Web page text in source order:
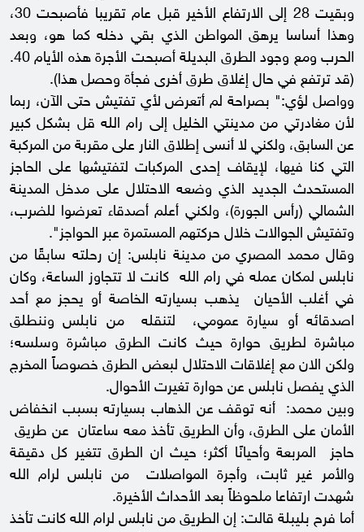
وبقيت 28 إلى الارتفاع الأخير قبل عام تقريبا فأصبحت 30،
وهذا أساسا يرهق المواطن الذي بقي دخله كما هو، وبعد
الحرب ومع وجود الطرق البديلة أصبحت الأجرة هذه الأيام 40.
(قد ترتفع في حال إغلاق طرق أخرى فجأة وحصل هذا).
وواصل لؤي:" بصراحة لم أتعرض لأي تفتيش حتى الآن، ربما
لأن مغادرتي من مدينتي الخليل إلى رام الله قل بشكل كبير
عن السابق، ولكني لا أنسى إطلاق النار على مقربة من المركبة
التي كنا فيها، لإيقاف إحدى المركبات لتفتيشها على الحاجز
المستحدث الجديد الذي وضعه الاحتلال على مدخل المدينة
الشمالي (رأس الجورة)، ولكني أعلم أصدقاء تعرضوا للضرب،
وتفتيش الجوالات خلال حركتهم المستمرة عبر الحواجز".
وقال محمد المصري من مدينة نابلس: إن رحلته سابقًا من
نابلس لمكان عمله في رام الله كانت لا تتجاوز الساعة، وكان
في أغلب الأحيان يذهب بسيارته الخاصة أو يحجز مع أحد
اصدقائه أو سيارة عمومي، لتنقله من نابلس وننطلق
مباشرة لطريق حوارة حيث كانت الطرق مباشرة وسلسه؛
ولكن الان مع إغلاقات الاحتلال لبعض الطرق خصوصاً المخرج
الذي يفصل نابلس عن حوارة تغيرت الأحوال.
وبين محمد: أنه توقف عن الذهاب بسيارته بسبب انخفاض
الأمان على الطرق، وأن الطريق تأخذ معه ساعتان عن طريق
حاجز المربعة وأحيانًا أكثر؛ حيث ان الطرق تتغير كل دقيقة
والأمر غير ثابت، وأجرة المواصلات من نابلس لرام الله
شهدت ارتفاعا ملحوظاً بعد الأحداث الأخيرة.
أما فرح بليبلة قالت: إن الطريق من نابلس لرام الله كانت تأخذ